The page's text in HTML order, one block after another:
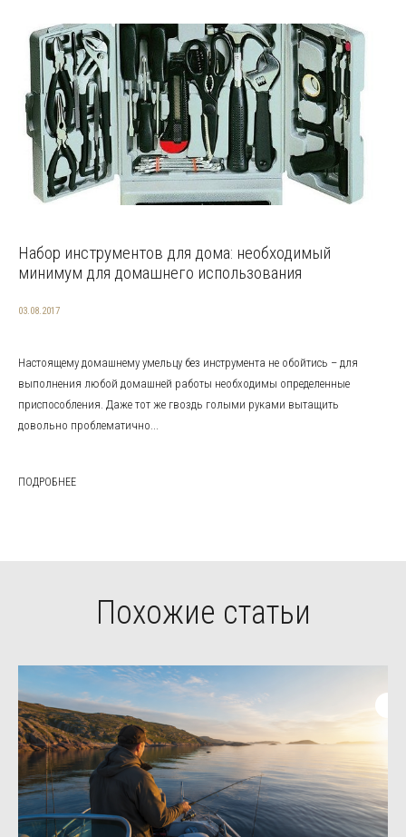
Набор инструментов для дома: необходимый
минимум для домашнего использования
03.08.2017
Настоящему домашнему умельцу без инструмента не обойтись – для
выполнения любой домашней работы необходимы определенные
приспособления. Даже тот же гвоздь голыми руками вытащить
довольно проблематично...
ПОДРОБНЕЕ
Похожие статьи